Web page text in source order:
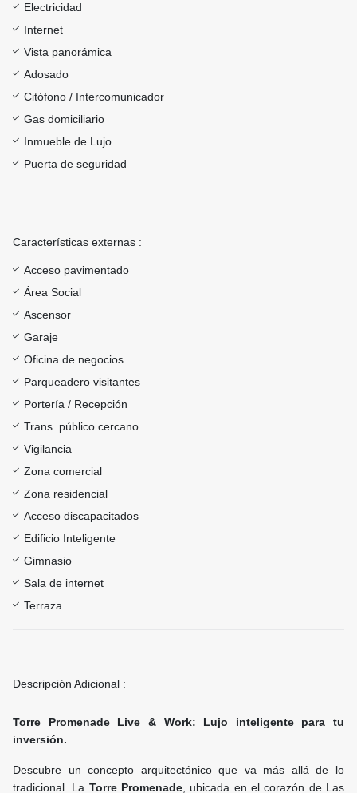
Electricidad
Internet
Vista panorámica
Adosado
Citófono / Intercomunicador
Gas domiciliario
Inmueble de Lujo
Puerta de seguridad
Características externas :
Acceso pavimentado
Área Social
Ascensor
Garaje
Oficina de negocios
Parqueadero visitantes
Portería / Recepción
Trans. público cercano
Vigilancia
Zona comercial
Zona residencial
Acceso discapacitados
Edificio Inteligente
Gimnasio
Sala de internet
Terraza
Descripción Adicional :
Torre Promenade Live & Work: Lujo inteligente para tu
inversión.
Descubre un concepto arquitectónico que va más allá de lo
tradicional. La Torre Promenade , ubicada en el corazón de Las